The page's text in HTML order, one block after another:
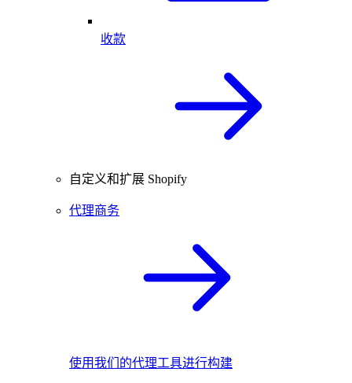
收款
自定义和扩展 Shopify
代理商务
使用我们的代理工具进行构建